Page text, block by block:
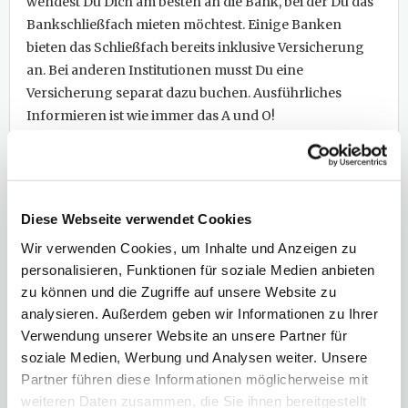
Diese Webseite verwendet Cookies
Wir verwenden Cookies, um Inhalte und Anzeigen zu
personalisieren, Funktionen für soziale Medien anbieten
zu können und die Zugriffe auf unsere Website zu
analysieren. Außerdem geben wir Informationen zu Ihrer
Verwendung unserer Website an unsere Partner für
soziale Medien, Werbung und Analysen weiter. Unsere
Partner führen diese Informationen möglicherweise mit
weiteren Daten zusammen, die Sie ihnen bereitgestellt
Bankschließfach mieten möchtest. Einige Banken
bieten das Schließfach bereits inklusive Versicherung
an. Bei anderen Institutionen musst Du eine
Versicherung separat dazu buchen. Ausführliches
Informieren ist wie immer das A und O!
Fazit
Haustresor.Die Kosten sind überschaubar und in
der Regel lagern Deine Wertsachen in einem
Schließfach sicher. Durch eine entsprechende
Versicherung bist Du optimal abgesichert.
Solltest Du an Verschwörungstheorien Gefallen
finden, glaubst Du vielleicht an eine Enteignung
durch den Staat. Oder an einen Computerangriff,
der die Banken für Wochen oder Monate lahm legt.